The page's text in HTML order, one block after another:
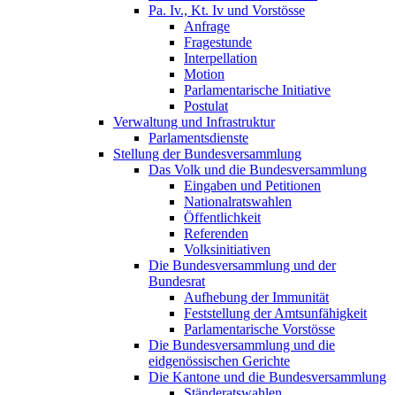
Pa. Iv., Kt. Iv und Vorstösse
Anfrage
Fragestunde
Interpellation
Motion
Parlamentarische Initiative
Postulat
Verwaltung und Infrastruktur
Parlamentsdienste
Stellung der Bundesversammlung
Das Volk und die Bundesversammlung
Eingaben und Petitionen
Nationalratswahlen
Öffentlichkeit
Referenden
Volksinitiativen
Die Bundesversammlung und der
Bundesrat
Aufhebung der Immunität
Feststellung der Amtsunfähigkeit
Parlamentarische Vorstösse
Die Bundesversammlung und die
eidgenössischen Gerichte
Die Kantone und die Bundesversammlung